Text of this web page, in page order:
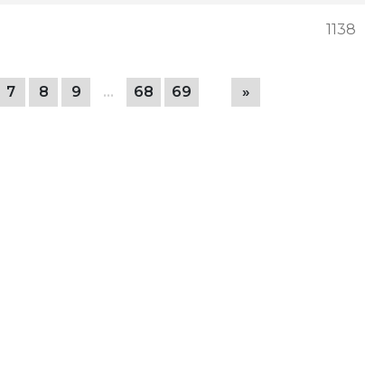
1138
7 8 9 … 68 69 »